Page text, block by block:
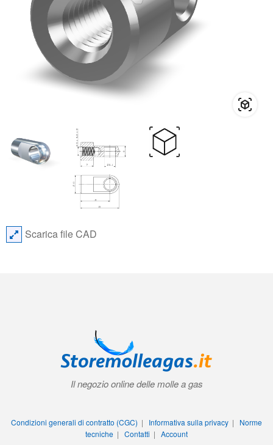
Scarica file CAD
Il negozio online delle molle a gas
Condizioni generali di contratto (CGC) | Informativa sulla privacy | Norme
tecniche | Contatti | Account